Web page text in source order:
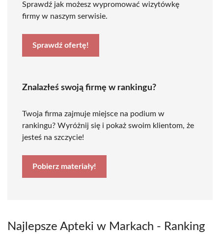
Sprawdź jak możesz wypromować wizytówkę
firmy w naszym serwisie.
Sprawdź ofertę!
Znalazłeś swoją firmę w rankingu?
Twoja firma zajmuje miejsce na podium w
rankingu? Wyróżnij się i pokaż swoim klientom, że
jesteś na szczycie!
Pobierz materiały!
Najlepsze Apteki w Markach - Ranking